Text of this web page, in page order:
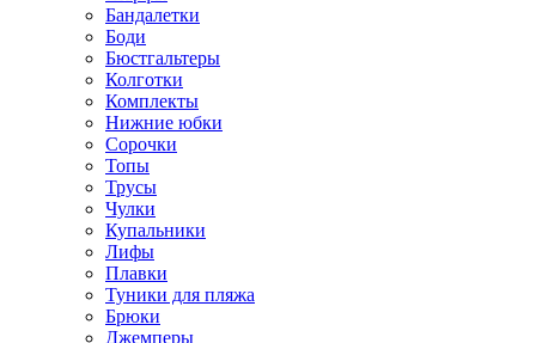
Бандалетки
Боди
Бюстгальтеры
Колготки
Комплекты
Нижние юбки
Сорочки
Топы
Трусы
Чулки
Купальники
Лифы
Плавки
Туники для пляжа
Брюки
Джемперы